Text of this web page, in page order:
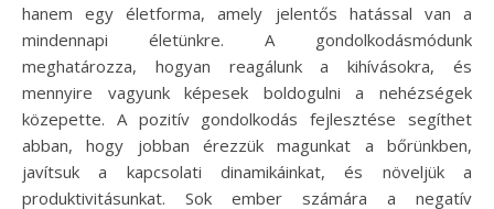
hanem egy életforma, amely jelentős hatással van a
mindennapi életünkre. A gondolkodásmódunk
meghatározza, hogyan reagálunk a kihívásokra, és
mennyire vagyunk képesek boldogulni a nehézségek
közepette. A pozitív gondolkodás fejlesztése segíthet
abban, hogy jobban érezzük magunkat a bőrünkben,
javítsuk a kapcsolati dinamikáinkat, és növeljük a
produktivitásunkat. Sok ember számára a negatív